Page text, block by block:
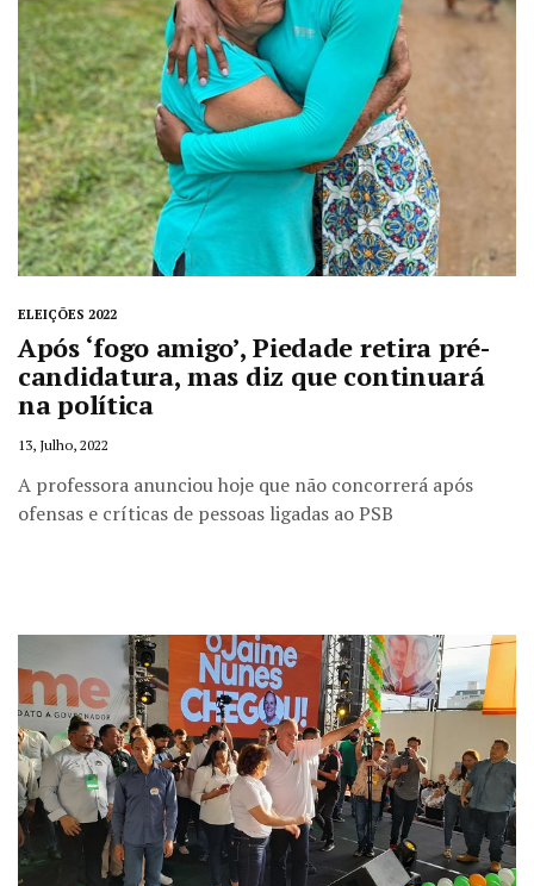
ELEIÇÕES 2022
Após ‘fogo amigo’, Piedade retira pré-
candidatura, mas diz que continuará
na política
13, Julho, 2022
A professora anunciou hoje que não concorrerá após
ofensas e críticas de pessoas ligadas ao PSB